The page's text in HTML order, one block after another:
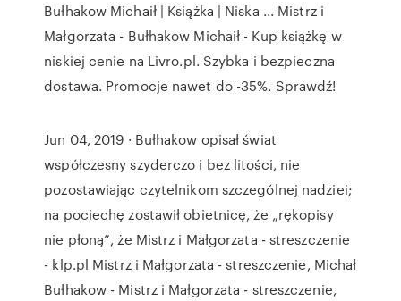
Bułhakow Michaił | Książka | Niska ... Mistrz i
Małgorzata - Bułhakow Michaił - Kup książkę w
niskiej cenie na Livro.pl. Szybka i bezpieczna
dostawa. Promocje nawet do -35%. Sprawdź!
Jun 04, 2019 · Bułhakow opisał świat
współczesny szyderczo i bez litości, nie
pozostawiając czytelnikom szczególnej nadziei;
na pociechę zostawił obietnicę, że „rękopisy
nie płoną”, że Mistrz i Małgorzata - streszczenie
- klp.pl Mistrz i Małgorzata - streszczenie, Michał
Bułhakow - Mistrz i Małgorzata - streszczenie,